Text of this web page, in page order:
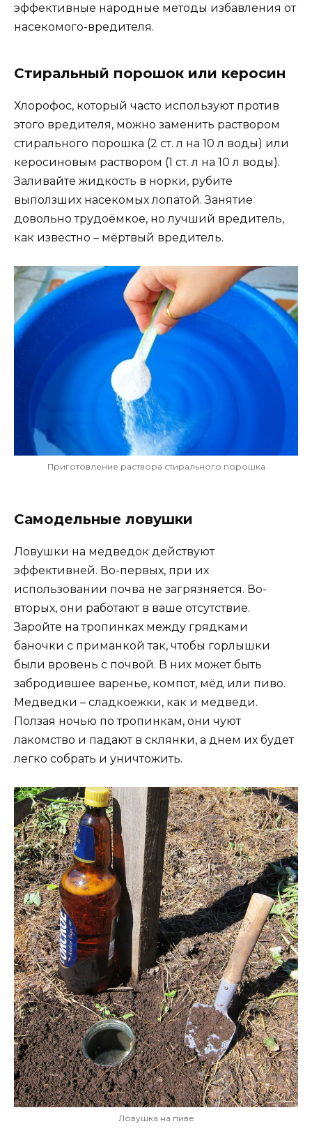
эффективные народные методы избавления от
насекомого-вредителя.
Стиральный порошок или керосин
Хлорофос, который часто используют против
этого вредителя, можно заменить раствором
стирального порошка (2 ст. л на 10 л воды) или
керосиновым раствором (1 ст. л на 10 л воды).
Заливайте жидкость в норки, рубите
выползших насекомых лопатой. Занятие
довольно трудоёмкое, но лучший вредитель,
как известно – мёртвый вредитель.
Приготовление раствора стирального порошка
Самодельные ловушки
Ловушки на медведок действуют
эффективней. Во-первых, при их
использовании почва не загрязняется. Во-
вторых, они работают в ваше отсутствие.
Заройте на тропинках между грядками
баночки с приманкой так, чтобы горлышки
были вровень с почвой. В них может быть
забродившее варенье, компот, мёд или пиво.
Медведки – сладкоежки, как и медведи.
Ползая ночью по тропинкам, они чуют
лакомство и падают в склянки, а днем их будет
легко собрать и уничтожить.
Ловушка на пиве